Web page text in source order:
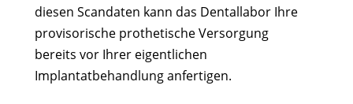
diesen Scandaten kann das Dentallabor Ihre
provisorische prothetische Versorgung
bereits vor Ihrer eigentlichen
Implantatbehandlung anfertigen.